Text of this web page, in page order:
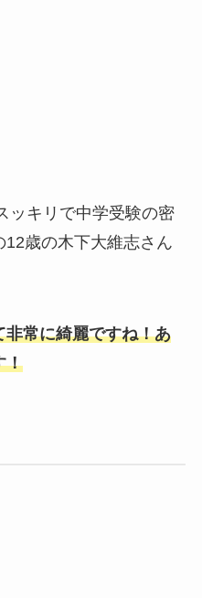
ッキリで中学受験の密
歳の木下大維志さん
常に綺麗ですね！あ
！